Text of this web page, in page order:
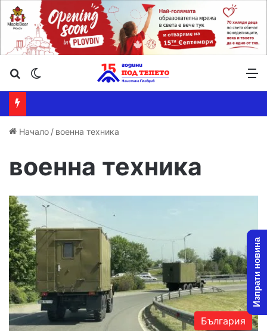
Търсене ...
Начало / военна техника
военна техника
България
Изпрати новина